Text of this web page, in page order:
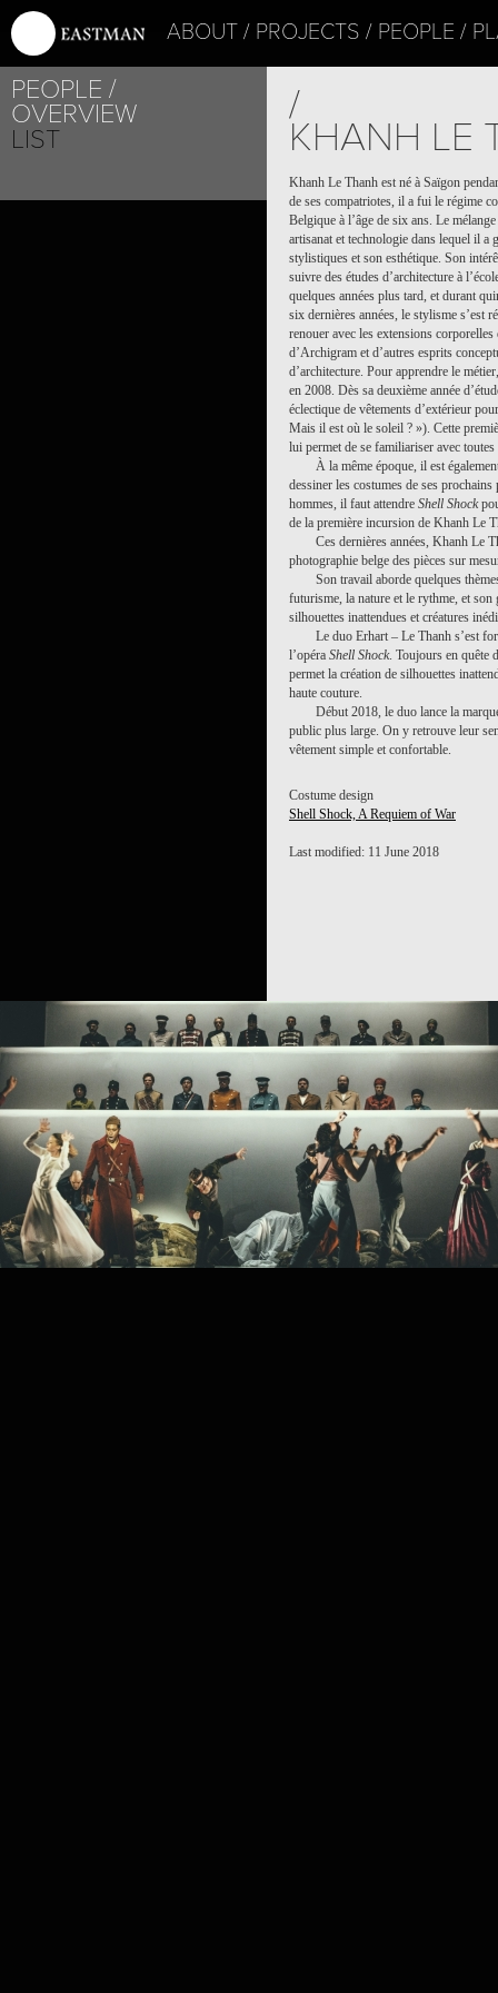
ABOUT PROJECTS PEOPLE
PEOPLE
OVERVIEW
LIST
/
KHANH LE
Khanh Le Thanh est né à Saïgon
de ses compatriotes, il a fui le régime
Belgique à l’âge de six ans. Le
artisanat et technologie dans lequel il
stylistiques et son esthétique. Son
suivre des études d’architecture à
quelques années plus tard, et durant
six dernières années, le stylisme s’est
renouer avec les extensions
d’Archigram et d’autres esprits
d’architecture. Pour apprendre le
en 2008. Dès sa deuxième année
éclectique de vêtements d’extérieur
Mais il est où le soleil ? »). Cette
lui permet de se familiariser avec
À la même époque, il est
dessiner les costumes de ses
hommes, il faut attendre Shell Shock
de la première incursion de Khanh Le
Ces dernières années, Khanh Le
photographie belge des pièces sur
Son travail aborde quelques
futurisme, la nature et le rythme, et
silhouettes inattendues et créatures
Le duo Erhart – Le Thanh s’est
l’opéra Shell Shock. Toujours en quête
permet la création de silhouettes
haute couture.
Début 2018, le duo lance la
public plus large. On y retrouve leur
vêtement simple et confortable.
Costume design
Shell Shock, A Requiem of War
Last modified: 11 June 2018